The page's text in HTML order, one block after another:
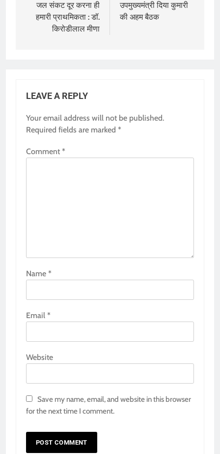
जल संकट दूर करना ही
हमारी प्राथमिकता : डॉ.
किरोडीलाल मीणा
उपमुख्यमंत्री दिया कुमारी
की अहम बैठक
LEAVE A REPLY
Your email address will not be published.
Required fields are marked *
Comment *
Name *
Email *
Website
Save my name, email, and website in this browser
for the next time I comment.